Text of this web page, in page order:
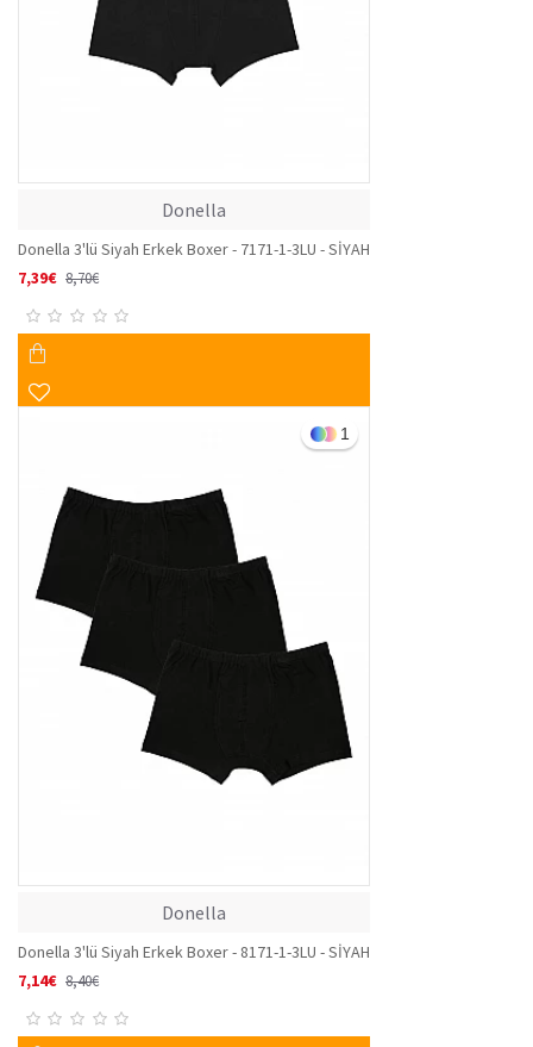
Donella
Donella 3'lü Siyah Erkek Boxer - 7171-1-3LU - SİYAH
7,39€ 8,70€
1
Donella
Donella 3'lü Siyah Erkek Boxer - 8171-1-3LU - SİYAH
7,14€ 8,40€